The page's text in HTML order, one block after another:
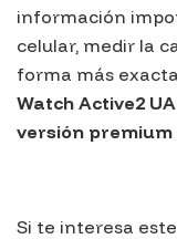
información
celular, medir la
forma más
Watch Active2 UA
versión premium
Si te interesa este